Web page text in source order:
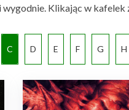
Klikając w
C D E F G H